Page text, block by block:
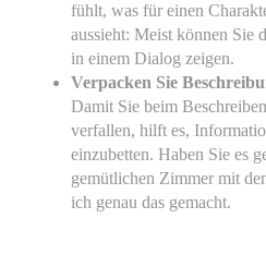
fühlt, was für einen
aussieht: Meist können Sie
in einem Dialog zeigen.
Verpacken Sie
Damit Sie beim
verfallen, hilft es,
einzubetten. Haben Sie es
gemütlichen Zimmer mit
ich genau das gemacht.